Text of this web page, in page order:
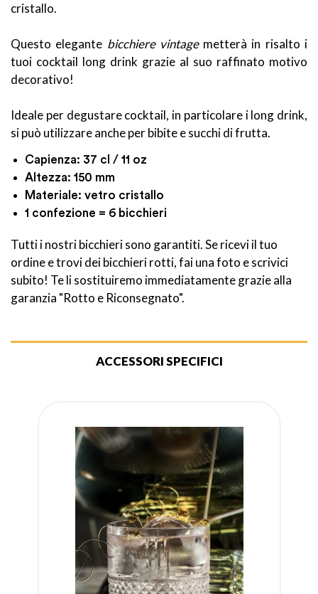
cristallo.
Questo elegante bicchiere vintagemetterà in risalto i
tuoi cocktail long drink grazie al suo raffinato motivo
decorativo!
Ideale per degustare cocktail, in particolare i long drink,
si può utilizzare anche per bibite e succhi di frutta.
Capienza: 37 cl / 11 oz
Altezza: 150 mm
Materiale: vetro cristallo
1 confezione = 6 bicchieri
Tutti i nostri bicchieri sono garantiti. Se ricevi il tuo
ordine e trovi dei bicchieri rotti, fai una foto e scrivici
subito! Te li sostituiremo immediatamente grazie alla
garanzia "Rotto e Riconsegnato".
ACCESSORI SPECIFICI